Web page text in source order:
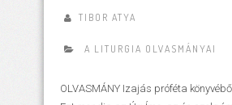
TIBOR ATYA
A LITURGIA OLVASMÁNYAI
OLVASMÁNY Izajás próféta